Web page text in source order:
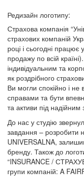
Редизайн логотипу:
Страхова компанія
страхових компаній
році і сьогодні працює
продажу по всій
індивідуальним та
як роздрібного
Ви могли спокійно і не
справами та бути
та активи під надійним
До нас у студію
завдання – розробити
UNIVERSALNA,
бренду. Також до
“INSURANCE /
групи компаній: A